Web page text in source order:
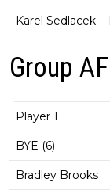
Karel Sedlacek
Group AF
Player 1
BYE (6)
Bradley Brooks